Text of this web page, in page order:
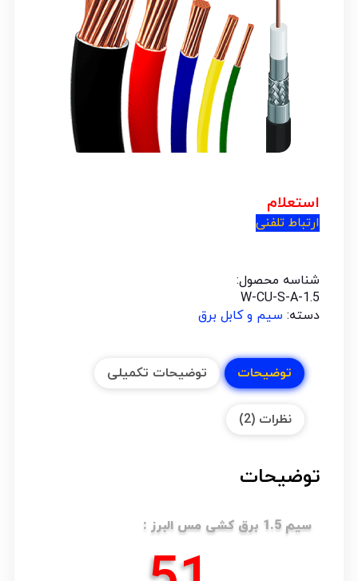
استعلام
ارتباط تلفنی
شناسه محصول:
W-CU-S-A-1.5
دسته: سیم و کابل برق
توضیحات توضیحات تکمیلی
نظرات (2)
توضیحات
سیم 1.5 برق کشی مس البرز :